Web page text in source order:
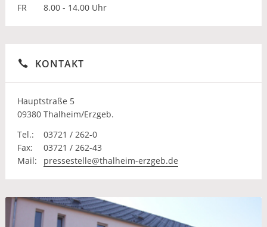
FR
8.00 - 14.00 Uhr
KONTAKT
Hauptstraße 5
09380 Thalheim/Erzgeb.
Tel.:
03721 / 262-0
Fax:
03721 / 262-43
Mail:
pressestelle@thalheim-erzgeb.de